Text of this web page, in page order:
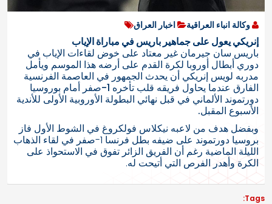
وكالة انباء العراقية اخبار العراق
إنريكي يعول على جماهير باريس في مباراة الإياب
باريس سان جيرمان غير معتاد على خوض لقاءات الإياب في
دوري أبطال أوروبا لكرة القدم على أرضه هذا الموسم ويأمل
مدربه لويس إنريكي أن يحدث الجمهور في العاصمة الفرنسية
الفارق عندما يحاول فريقه قلب تأخره 1-صفر أمام بوروسيا
دورتموند الألماني في قبل نهائي البطولة الأوروبية الأولى للأندية
الأسبوع المقبل.
وبفضل هدف من لاعبه نيكلاس فولكروغ في الشوط الأول فاز
بروسيا دورتموند على ضيفه بطل فرنسا 1-صفر في لقاء الذهاب
الليلة الماضية رغم أن الفريق الزائر تفوق في الاستحواذ على
الكرة وأهدر الفرص التي أتيحت له.
Tags: